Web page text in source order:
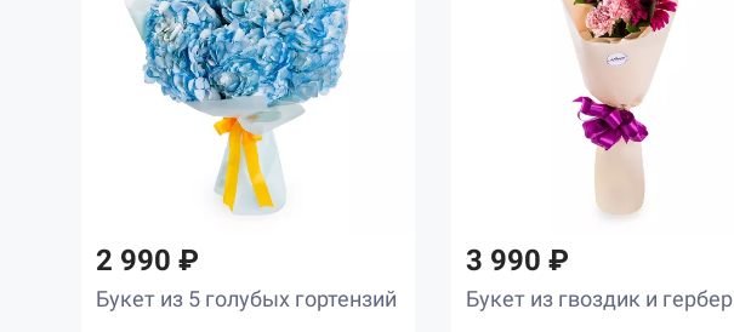
2 990 ₽
Букет из 5 голубых гортензий
3 990 ₽
Букет из гвоздик и гербер